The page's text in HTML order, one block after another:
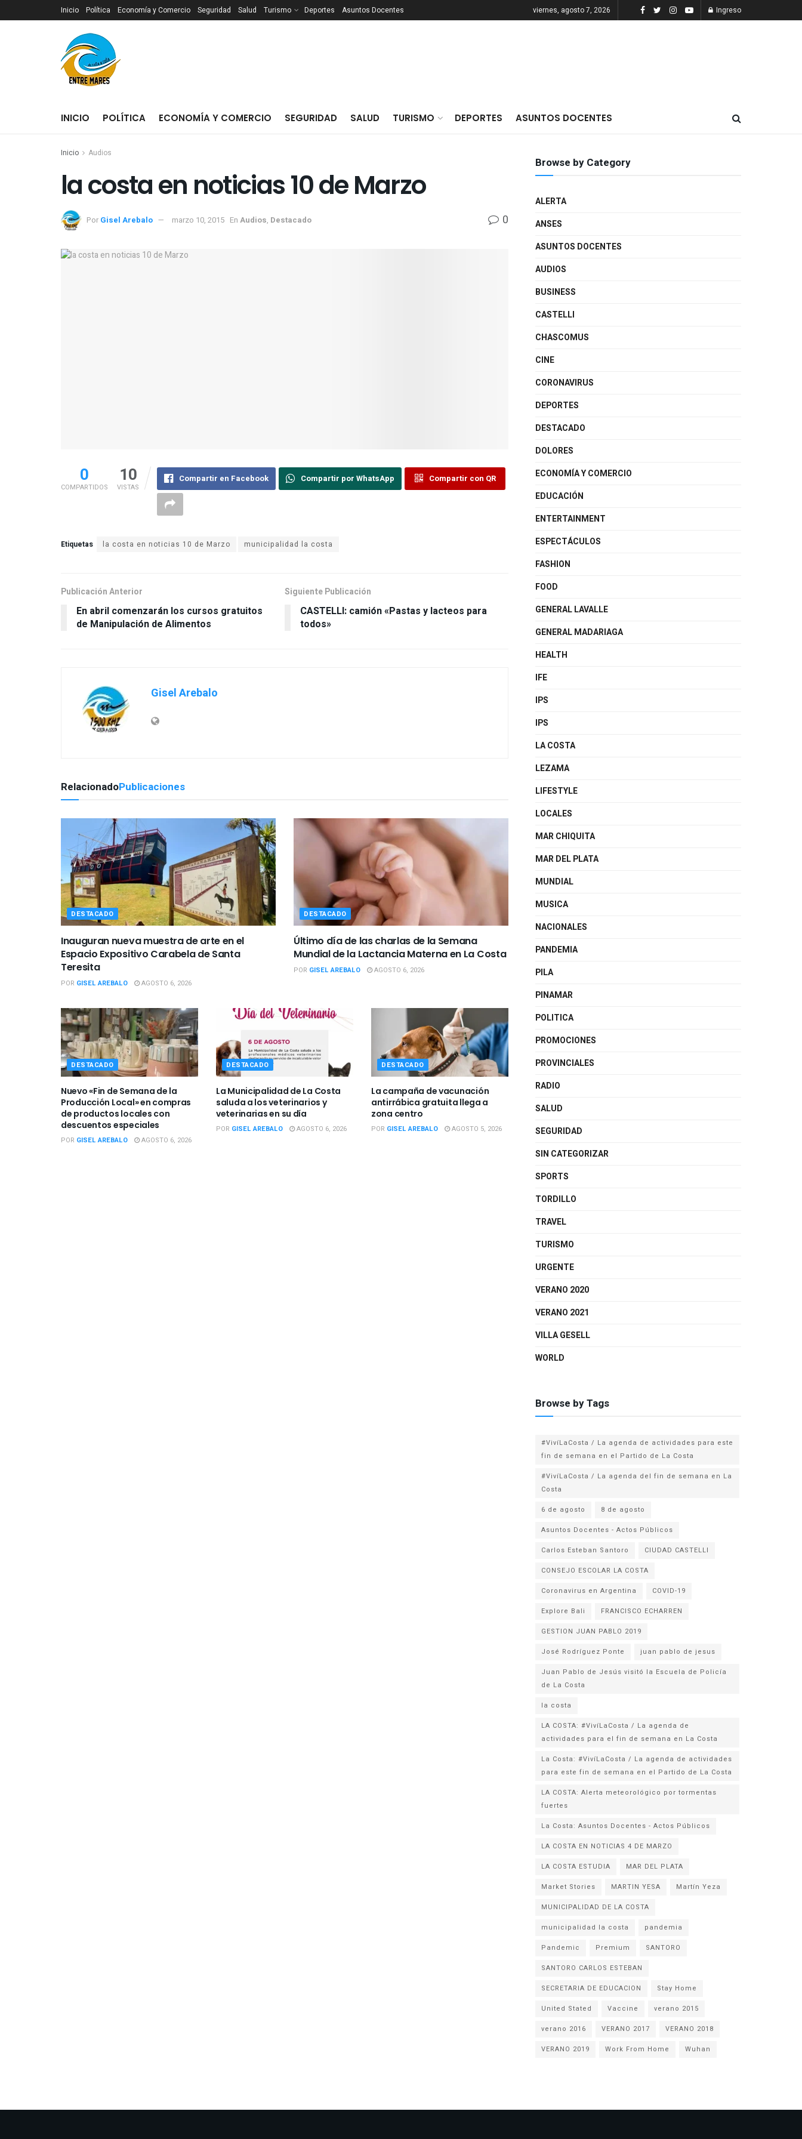
Inicio Política Economía y Comercio Seguridad Salud Turismo Deportes Asuntos Docentes viernes, agosto 7, 2026 Ingreso
INICIO POLÍTICA ECONOMÍA Y COMERCIO SEGURIDAD SALUD TURISMO DEPORTES ASUNTOS DOCENTES
Inicio Audios
la costa en noticias 10 de Marzo‏
Por Gisel Arebalo marzo 10, 2015 En Audios, Destacado 0
0
COMPARTIDOS
10
VISTAS
Compartir en Facebook Compartir por WhatsApp Compartir con QR
Etiquetas municipalidad la costa
Publicación Anterior
En abril comenzarán los cursos gratuitos
de Manipulación de Alimentos
Siguiente Publicación
CASTELLI: camión «Pastas y lacteos para
todos»
Gisel Arebalo
RelacionadoPublicaciones
DESTACADO
Inauguran nueva muestra de arte en el
Espacio Expositivo Carabela de Santa
Teresita
POR GISEL AREBALO AGOSTO 6, 2026
DESTACADO
Último día de las charlas de la Semana
Mundial de la Lactancia Materna en La Costa
POR GISEL AREBALO AGOSTO 6, 2026
DESTACADO
Nuevo «Fin de Semana de la
Producción Local» en compras
de productos locales con
descuentos especiales
POR GISEL AREBALO AGOSTO 6, 2026
DESTACADO
La Municipalidad de La Costa
saluda a los veterinarios y
veterinarias en su día
POR GISEL AREBALO AGOSTO 6, 2026
DESTACADO
La campaña de vacunación
antirrábica gratuita llega a
zona centro
POR GISEL AREBALO AGOSTO 5, 2026
Browse by Category
ALERTA
ANSES
ASUNTOS DOCENTES
AUDIOS
BUSINESS
CASTELLI
CHASCOMUS
CINE
CORONAVIRUS
DEPORTES
DESTACADO
DOLORES
ECONOMÍA Y COMERCIO
EDUCACIÓN
ENTERTAINMENT
ESPECTÁCULOS
FASHION
FOOD
GENERAL LAVALLE
GENERAL MADARIAGA
HEALTH
IFE
IPS
IPS
LA COSTA
LEZAMA
LIFESTYLE
LOCALES
MAR CHIQUITA
MAR DEL PLATA
MUNDIAL
MUSICA
NACIONALES
PANDEMIA
PILA
PINAMAR
POLITICA
PROMOCIONES
PROVINCIALES
RADIO
SALUD
SEGURIDAD
SIN CATEGORIZAR
SPORTS
TORDILLO
TRAVEL
TURISMO
URGENTE
VERANO 2020
VERANO 2021
VILLA GESELL
WORLD
Browse by Tags
#VivíLaCosta / La agenda de actividades para este
fin de semana en el Partido de La Costa
#VivíLaCosta / La agenda del fin de semana en La
Costa
6 de agosto
8 de agosto
Asuntos Docentes - Actos Públicos
Carlos Esteban Santoro
CIUDAD CASTELLI
CONSEJO ESCOLAR LA COSTA
Coronavirus en Argentina
COVID-19
Explore Bali
FRANCISCO ECHARREN
GESTION JUAN PABLO 2019
José Rodríguez Ponte
juan pablo de jesus
Juan Pablo de Jesús visitó la Escuela de Policía
la costa
LA COSTA: #VivíLaCosta / La agenda de
actividades para el fin de semana en La Costa
La Costa: #VivíLaCosta / La agenda de actividades
para este fin de semana en el Partido de La Costa
LA COSTA: Alerta meteorológico por tormentas
fuertes
La Costa: Asuntos Docentes - Actos Públicos
LA COSTA EN NOTICIAS 4 DE MARZO
LA COSTA ESTUDIA
MAR DEL PLATA
Market Stories
MARTIN YESA
Martín Yeza
MUNICIPALIDAD DE LA COSTA
municipalidad la costa
pandemia
Pandemic
Premium
SANTORO
SANTORO CARLOS ESTEBAN
SECRETARIA DE EDUCACION
Stay Home
United Stated
Vaccine
verano 2015
verano 2016
VERANO 2017
VERANO 2018
VERANO 2019
Work From Home Wuhan